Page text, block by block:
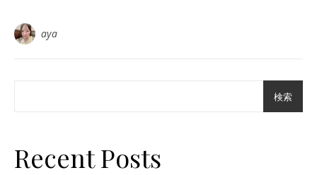
aya
検索
Recent Posts